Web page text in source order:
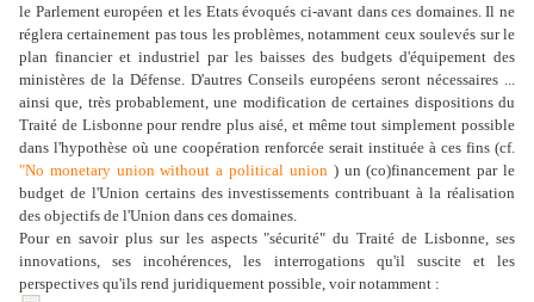
le Parlement européen et les Etats évoqués ci-avant dans ces domaines. Il ne
réglera certainement pas tous les problèmes, notamment ceux soulevés sur le
plan financier et industriel par les baisses des budgets d'équipement des
ministères de la Défense. D'autres Conseils européens seront nécessaires ...
ainsi que, très probablement, une modification de certaines dispositions du
Traité de Lisbonne pour rendre plus aisé, et même tout simplement possible
dans l'hypothèse où une coopération renforcée serait instituée à ces fins (cf.
"No monetary union without a political union) un (co)financement par le
budget de l'Union certains des investissements contribuant à la réalisation
des objectifs de l'Union dans ces domaines.
Pour en savoir plus sur les aspects "sécurité" du Traité de Lisbonne, ses
innovations, ses incohérences, les interrogations qu'il suscite et les
perspectives qu'ils rend juridiquement possible, voir notamment :